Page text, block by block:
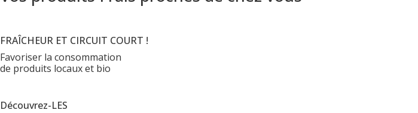
FRAÎCHEUR ET CIRCUIT COURT !
Favoriser la consommation
de produits locaux et bio
Découvrez-LES